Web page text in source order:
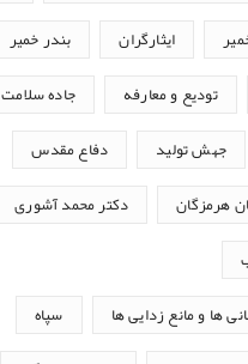
ایثارگران بندر خمیر
تودیع و معارفه جاده سلامت
جهش تولید دفاع مقدس
هرمزگان دکتر محمد آشوری
ها و مانع زدایی ها سپاه